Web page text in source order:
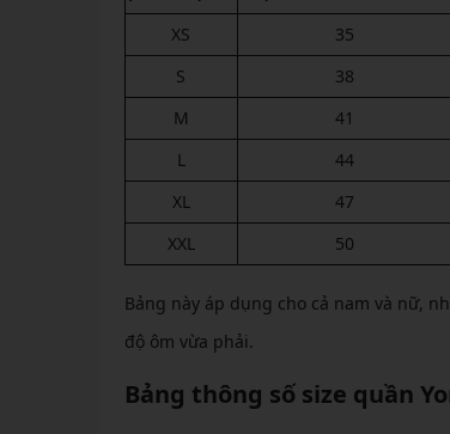
XS
35
S
38
M
41
L
44
XL
47
XXL
50
Bảng này áp dụng cho cả nam và nữ,
độ ôm vừa phải.
Bảng thông số size quần